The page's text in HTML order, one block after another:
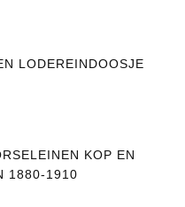
LODEREINDOOSJE
KOP EN
1880-1910